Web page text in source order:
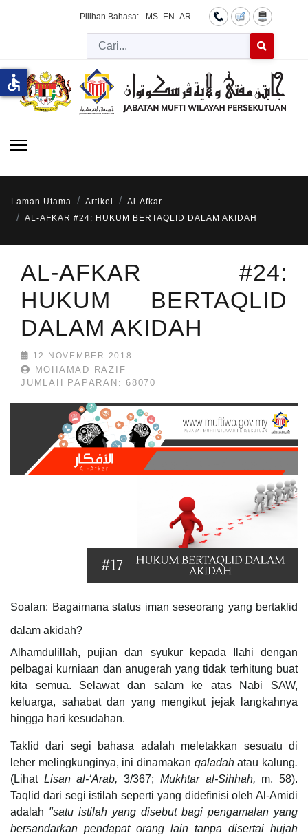
Pilihan Bahasa: MS EN AR
Cari
Laman Utama Artikel
Al-Afkar
AL-AFKAR #24: HUKUM BERTAQLID DALAM AKIDAH
AL-AFKAR #24:
HUKUM BERTAQLID
DALAM AKIDAH
12 NOVEMBER 2018
MOHAMAD RAZIF
JUMLAH PAPARAN: 68070
Soalan: Bagaimana status iman seseorang yang bertaklid
dalam akidah?
Alhamdulillah, pujian dan syukur kepada Ilahi dengan
pelbagai kurniaan dan anugerah yang tidak terhitung buat
kita semua. Selawat dan salam ke atas Nabi SAW,
keluarga, sahabat dan yang mengikut jejak langkahnya
hingga hari kesudahan.
Taklid dari segi bahasa adalah meletakkan sesuatu di
leher melingkunginya, ini dinamakan qaladahatau kalung.
(Lihat Lisan al-‘Arab,3/367; Mukhtar al-Sihhah, m. 58).
Taqlid dari segi istilah seperti yang didefinisi oleh Al-Amidi
adalah "satu istilah yang disebut bagi pengamalan yang
bersandarkan pendapat orang lain tanpa disertai hujah
accessible